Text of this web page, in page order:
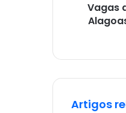
Vagas
Artigos